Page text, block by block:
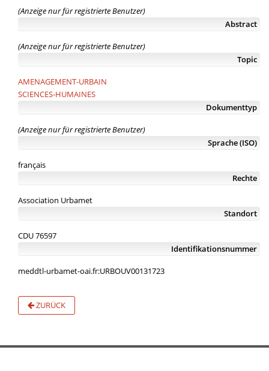
(Anzeige nur für registrierte Benutzer)
Abstract
(Anzeige nur für registrierte Benutzer)
Topic
AMENAGEMENT-URBAIN
SCIENCES-HUMAINES
Dokumenttyp
(Anzeige nur für registrierte Benutzer)
Sprache (ISO)
français
Rechte
Association Urbamet
Standort
CDU 76597
Identifikationsnummer
meddtl-urbamet-oai.fr:URBOUV00131723
ZURÜCK